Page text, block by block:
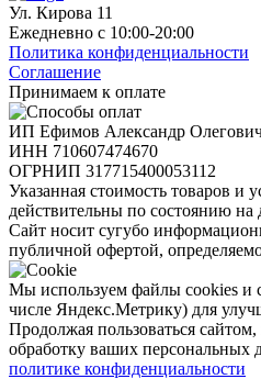
Ул. Кирова 11
Ежедневно с 10:00-20:00
Политика конфиденциальности
Соглашение
Принимаем к оплате
ИП Ефимов Александр
ИНН 710607474670
ОГРНИП 317715400053112
Указанная стоимость товаров и
действительны по состоянию на
Сайт носит сугубо
публичной офертой,
Мы используем файлы cookies и
числе Яндекс.Метрику) для
Продолжая пользоваться
обработку ваших персональных
политике конфиденциальности